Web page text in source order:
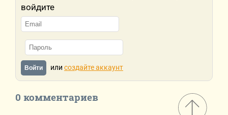
войдите
Войти или создайте аккаунт
0 комментариев